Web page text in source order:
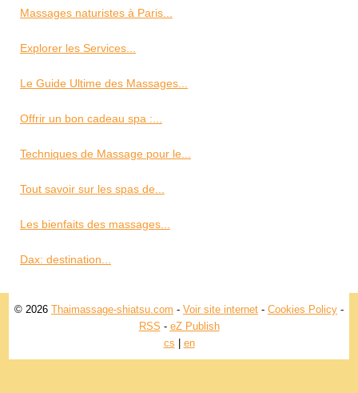
Massages naturistes à Paris...
Explorer les Services...
Le Guide Ultime des Massages...
Offrir un bon cadeau spa :...
Techniques de Massage pour le...
Tout savoir sur les spas de...
Les bienfaits des massages...
Dax: destination...
© 2026 Thaimassage-shiatsu.com - Voir site internet - Cookies Policy -
RSS - eZ Publish
cs
en